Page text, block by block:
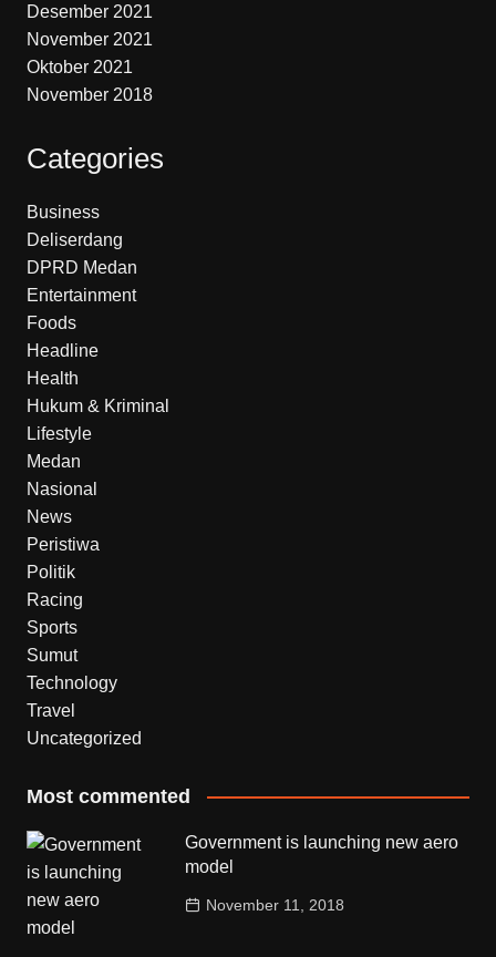
Desember 2021
November 2021
Oktober 2021
November 2018
Categories
Business
Deliserdang
DPRD Medan
Entertainment
Foods
Headline
Health
Hukum & Kriminal
Lifestyle
Medan
Nasional
News
Peristiwa
Politik
Racing
Sports
Sumut
Technology
Travel
Uncategorized
Most commented
Government is launching new aero
model
November 11, 2018